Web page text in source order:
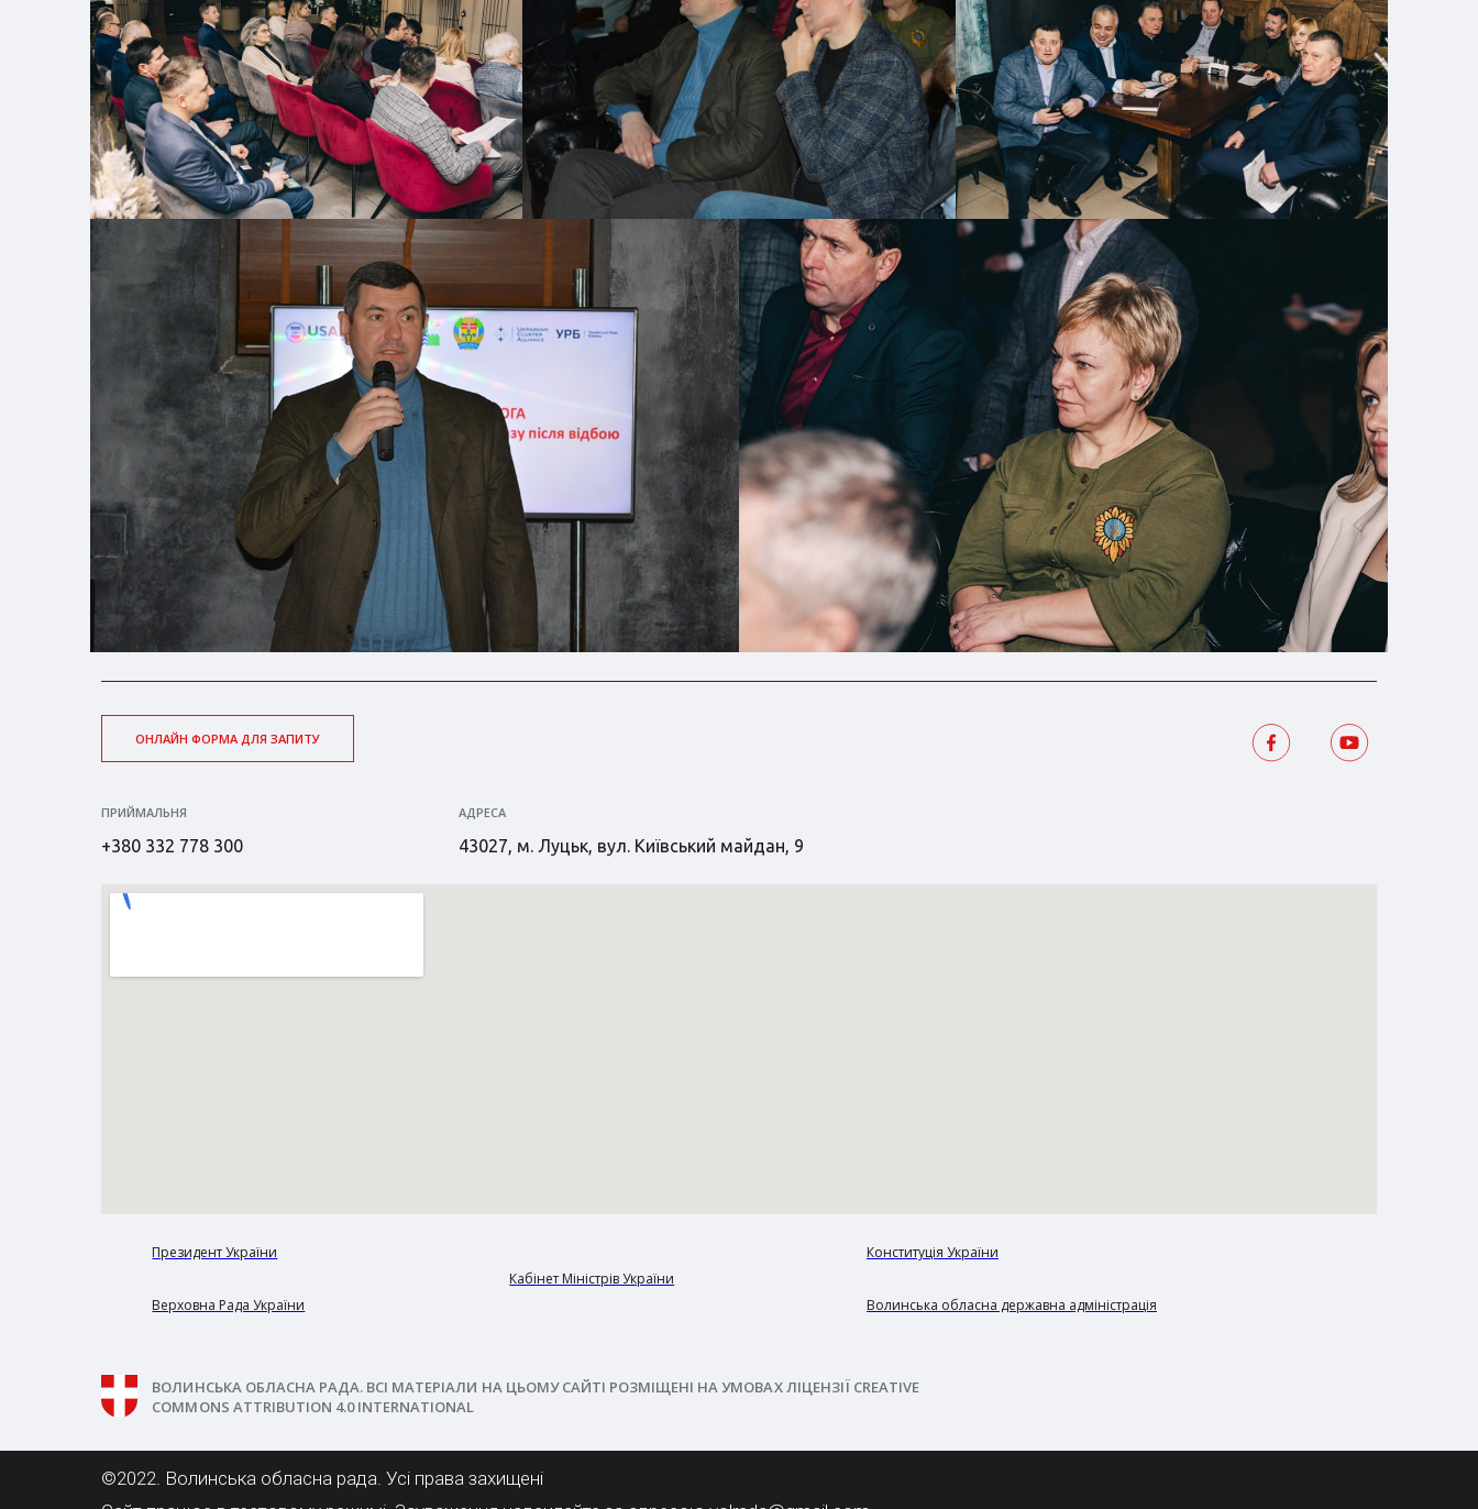
ОНЛАЙН ФОРМА ДЛЯ ЗАПИТУ
ПРИЙМАЛЬНЯ
+380 332 778 300
АДРЕСА
43027, м. Луцьк, вул. Київський майдан, 9
Президент України
Верховна Рада України
Кабінет Міністрів України
Конституція України
Волинська обласна державна адміністрація
ВОЛИНСЬКА ОБЛАСНА РАДА. ВСІ МАТЕРІАЛИ НА ЦЬОМУ САЙТІ РОЗМІЩЕНІ НА УМОВАХ ЛІЦЕНЗІЇ CREATIVE
COMMONS ATTRIBUTION 4.0 INTERNATIONAL
©2022. Волинська обласна рада. Усі права захищені